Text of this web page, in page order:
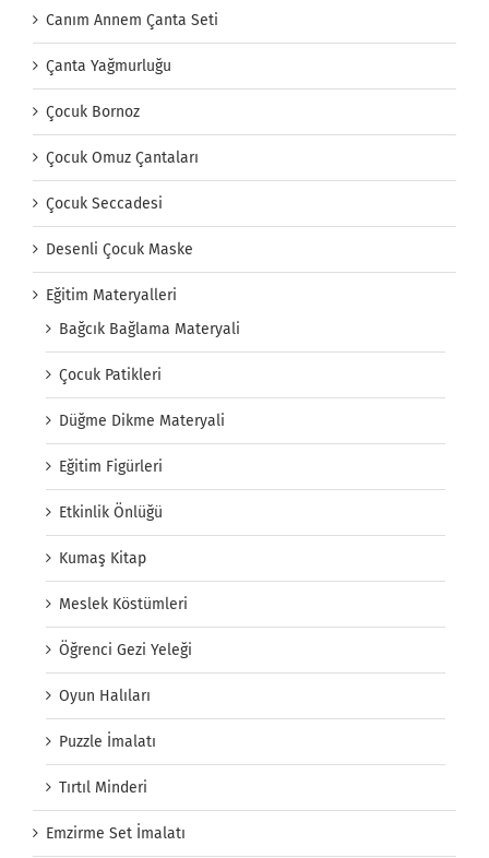
Canım Annem Çanta Seti
Çanta Yağmurluğu
Çocuk Bornoz
Çocuk Omuz Çantaları
Çocuk Seccadesi
Desenli Çocuk Maske
Eğitim Materyalleri
Bağcık Bağlama Materyali
Çocuk Patikleri
Düğme Dikme Materyali
Eğitim Figürleri
Etkinlik Önlüğü
Kumaş Kitap
Meslek Köstümleri
Öğrenci Gezi Yeleği
Oyun Halıları
Puzzle İmalatı
Tırtıl Minderi
Emzirme Set İmalatı